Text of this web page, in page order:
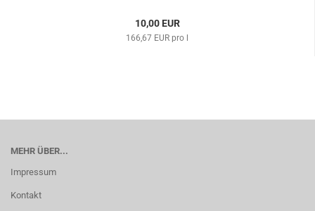
10,00 EUR
166,67 EUR pro l
MEHR ÜBER...
Impressum
Kontakt